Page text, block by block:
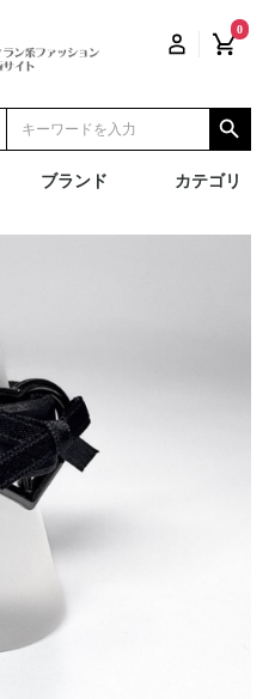
0
ブランド カテゴリ